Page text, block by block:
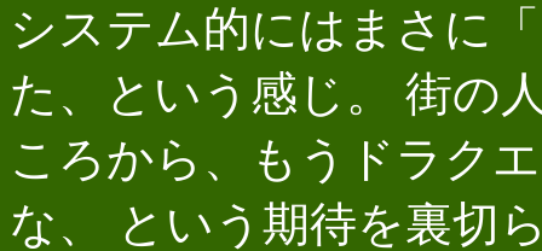
システム的にはまさに
た、という感じ。 街の
ころから、もうドラク
な、 という期待を裏切